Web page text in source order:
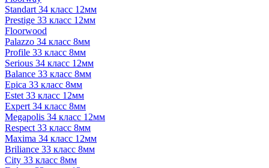
Standart 34 класс 12мм
Prestige 33 класс 12мм
Floorwood
Palazzo 34 класс 8мм
Profile 33 класс 8мм
Serious 34 класс 12мм
Balance 33 класс 8мм
Epica 33 класс 8мм
Estet 33 класс 12мм
Expert 34 класс 8мм
Megapolis 34 класс 12мм
Respect 33 класс 8мм
Maxima 34 класс 12мм
Briliance 33 класс 8мм
City 33 класс 8мм